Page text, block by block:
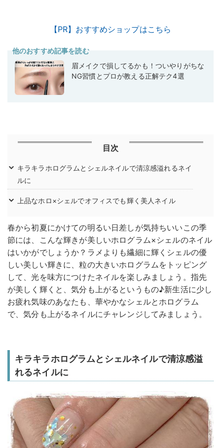
【PR】おすすめショップはこちら
他のおすすめ記事を読む
眉メイクで損してるかも！ついやりがちな
NG習慣とプロが教える正解テク4選
目次
キラキラホログラムとシェルネイルで清涼感溢れるネイ
ルに
上品なホロ×シェルでオフィスでも輝く美人ネイル
春から初夏にかけての明るい日差しが気持ちいいこの季
節には、こんな輝きが美しいホログラム×シェルのネイル
はいかがでしょうか？ラメよりも繊細に輝くシェルの優
しい美しい輝きに、粒の大きいホログラムをトッピング
して、光を味方につけたネイルを楽しみましょう。指先
が美しく輝くと、気分も上がるというもの♪新生活に少し
お疲れ気味のあなたも、華やかなシェルとホログラム
で、気分も上がるネイルにチャレンジしてみましょう。
キラキラホログラムとシェルネイルで清涼感溢
れるネイルに